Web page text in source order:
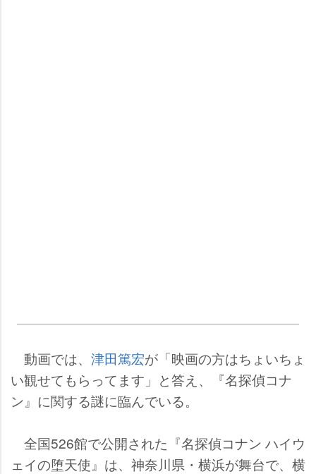
動画では、 津田篤宏が「映画の方はちょいちょ
い観せてもらってます」と答え、『名探偵コナ
ン』に関する謎に臨んでいる。
全国526館で公開された『名探偵コナン ハイウ
ェイの堕天使』は、神奈川県・横浜が舞台で、横